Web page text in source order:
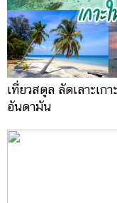
เที่ยวสตูล ลัดเลาะเก
อันดามัน